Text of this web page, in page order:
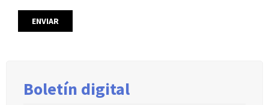
Boletín digital